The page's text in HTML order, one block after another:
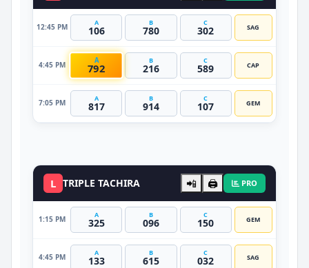
12:45 PM A
106
B
780
C
302 SAG
4:45 PM
A
792
B
216
C
589 CAP
7:05 PM A
817
B
914
C
107 GEM
L TRIPLE TACHIRA 📲 🖨️ PRO
1:15 PM A
325
B
096
C
150 GEM
4:45 PM A
133
B
615
C
032 SAG